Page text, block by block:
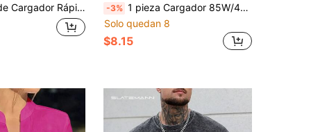
Largo Tipo-C a Tipo-C de 3.3 pies/100cm] Compatible con iPhone 17 Pro Max/17 Pro/17/Air/16/15 Pro, 16 Plus/15 Plus, 16/15/ Juego de Adaptador -3% 1 pieza Cargador 85W/45W/30W 2 Type-C + 1 USB Type-C Carga Rápida QC4.0 Adaptador de Pared Compatible con IPhone 17 Pro Max/17 Pro/17/Air/16/15/14/13/12/11/XS/XR/8/7/6/ S25/S24/S23/S22/S21/S20 Ultra Plus/ Todas las Series Cargador Universal de Carga Rápida
Solo quedan 8
$8.15